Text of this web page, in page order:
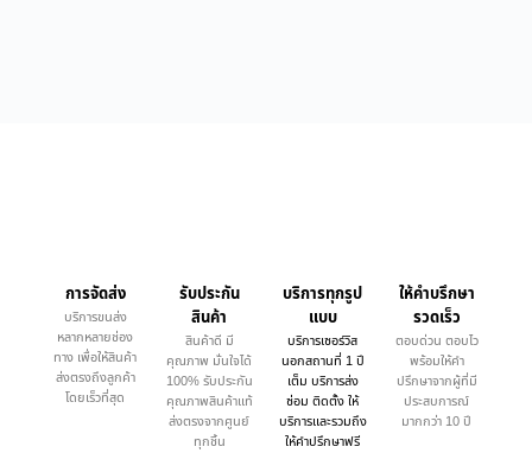
การจัดส่ง
บริการขนส่ง
หลากหลายช่อง
ทาง เพื่อให้สินค้า
ส่งตรงถึงลูกค้า
โดยเร็วที่สุด
รับประกัน
สินค้า
สินค้าดี มี
คุณภาพ มั่นใจได้
100% รับประกัน
คุณภาพสินค้าแท้
ส่งตรงจากศูนย์
ทุกชิ้น
บริการทุกรูป
แบบ
บริการเซอร์วิส
นอกสถานที่ 1 ปี
เต็ม บริการส่ง
ซ่อม ติดตั้ง ให้
บริการและรวมถึง
ให้คำปรึกษาฟรี
ให้คำบรึกษา
รวดเร็ว
ตอบด่วน ตอบไว
พร้อมให้คำ
ปรึกษาจากผู้ที่มี
ประสบการณ์
มากกว่า 10 ปี